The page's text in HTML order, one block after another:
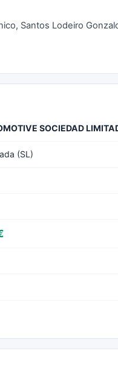
Santos Lodeiro
SOCIEDAD
(SL)